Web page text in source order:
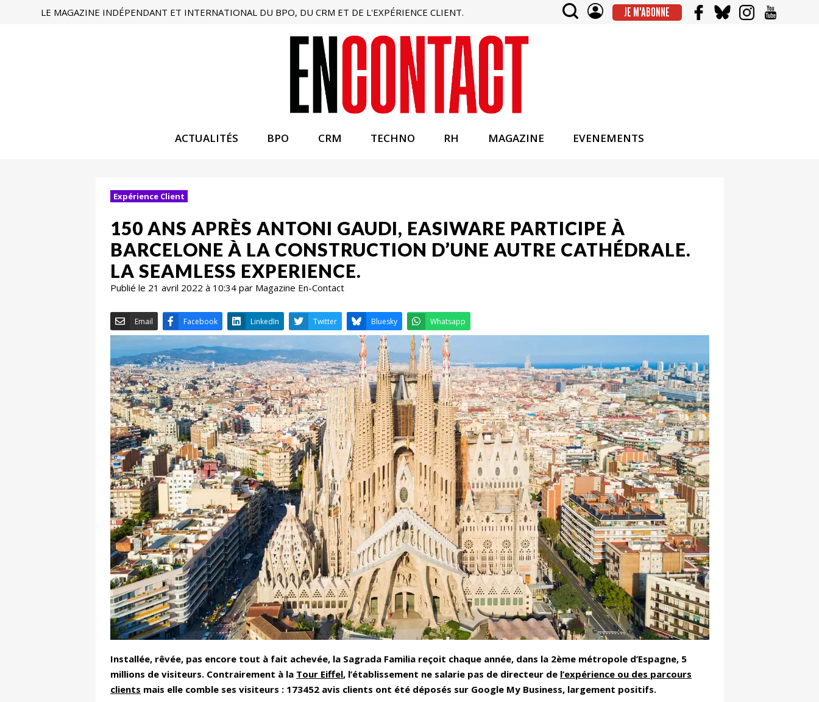
LE MAGAZINE INDÉPENDANT ET INTERNATIONAL DU BPO, DU CRM ET DE L'EXPÉRIENCE CLIENT. JE M'ABONNE
ACTUALITÉS BPO CRM TECHNO RH MAGAZINE EVENEMENTS
Expérience Client
150 ANS APRÈS ANTONI GAUDI, EASIWARE PARTICIPE À
BARCELONE À LA CONSTRUCTION D’UNE AUTRE CATHÉDRALE.
LA SEAMLESS EXPERIENCE.
Publié le 21 avril 2022 à 10:34 par Magazine En-Contact
Email Facebook LinkedIn Twitter Bluesky Whatsapp
Installée, rêvée, pas encore tout à fait achevée, la Sagrada Familia reçoit chaque année, dans la 2ème métropole d’Espagne, 5
millions de visiteurs. Contrairement à la Tour Eiffel, l’établissement ne salarie pas de directeur de l’expérience ou des parcours
clients mais elle comble ses visiteurs : 173452 avis clients ont été déposés sur Google My Business, largement positifs.